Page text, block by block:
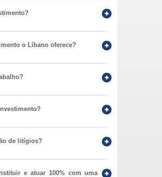
o Líbano oferece?
de litígios?
e atuar 100% com uma